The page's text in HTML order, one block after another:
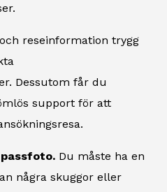
reseinformation trygg
Dessutom får du
support för att
Du måste ha en
några skuggor eller